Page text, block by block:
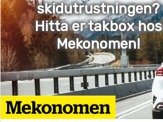
skidutrustningen?
Hitta er takbox hos
Mekonomen!